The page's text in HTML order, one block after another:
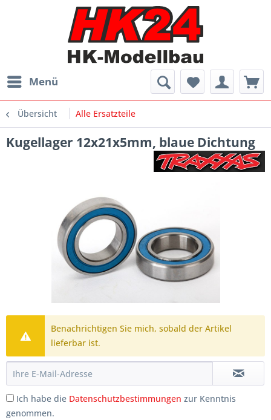
Menü
Übersicht Alle Ersatzteile
Kugellager 12x21x5mm, blaue Dichtung
Benachrichtigen Sie mich, sobald der Artikel
lieferbar ist.
Ich habe die Datenschutzbestimmungen zur Kenntnis
genommen.